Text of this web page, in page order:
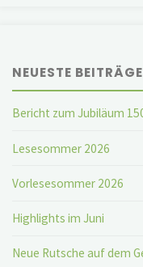
NEUESTE BEITRÄGE
Bericht zum Jubiläum
Lesesommer 2026
Vorlesesommer 2026
Highlights im Juni
Neue Rutsche auf dem